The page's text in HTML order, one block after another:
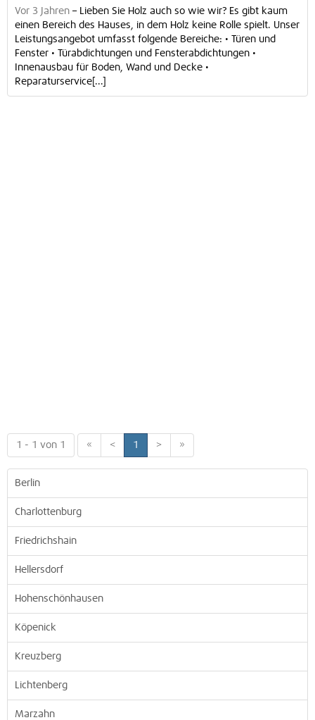
Vor 3 Jahren – Lieben Sie Holz auch so wie wir? Es gibt kaum
einen Bereich des Hauses, in dem Holz keine Rolle spielt. Unser
Leistungsangebot umfasst folgende Bereiche: • Türen und
Fenster • Türabdichtungen und Fensterabdichtungen •
Innenausbau für Boden, Wand und Decke •
Reparaturservice[...]
1 - 1 von 1 « < 1 > »
Berlin
Charlottenburg
Friedrichshain
Hellersdorf
Hohenschönhausen
Köpenick
Kreuzberg
Lichtenberg
Marzahn